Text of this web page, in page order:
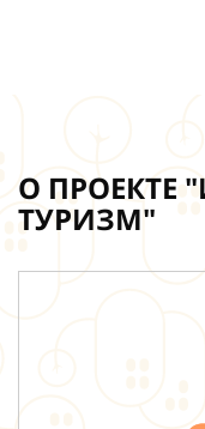
О ПРОЕКТЕ
ТУРИЗМ"